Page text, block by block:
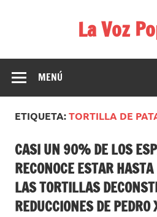
La Voz
para reírse de
MENÚ
ETIQUETA:TORTILLA DE
CASI UN 90% DE LOS
RECONOCE ESTAR
LAS TORTILLAS
REDUCCIONES DE